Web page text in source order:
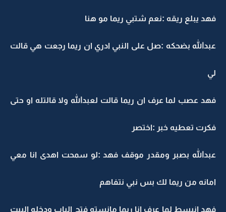
فهد يبلع ريقه :نعم شتبي ريما مو هنا
عبدالله بضحكه :صل على النبي ادري ان ريما رجعت هي قالت
لي
فهد عصب لما عرف ان ريما قالت لعبدالله ولا قالتله او حتى
فكرت تعطيه خبر :اختصر
عبدالله بصبر ومقدر موقف فهد :لو سمحت اهدى انا معي
امانه من ريما لك بس نبي نتفاهم
فهد انبسط لما عرف انا ريما مانسته فتح الباب ودخله البيت